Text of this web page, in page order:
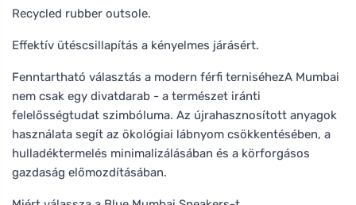
Recycled rubber outsole.
Effektív ütéscsillapítás a kényelmes járásért.
Fenntartható választás a modern férfi terniséhezA Mumbai
nem csak egy divatdarab - a természet iránti
felelősségtudat szimbóluma. Az újrahasznosított anyagok
használata segít az ökológiai lábnyom csökkentésében, a
hulladéktermelés minimalizálásában és a körforgásos
gazdaság előmozdításában.